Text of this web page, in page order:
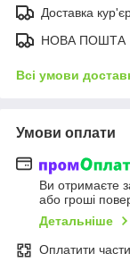
Доставка
НОВА ПОШТА
Всі умови
Умови оплати
Ви отримаєте
або гроші
Детальніше
Оплатити